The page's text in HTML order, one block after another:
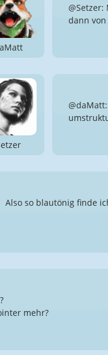
dann
Also so blautönig finde
mehr?